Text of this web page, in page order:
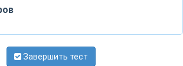
Завершить тест